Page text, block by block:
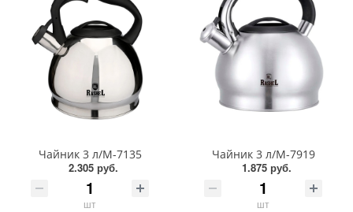
Чайник 3 л/М-7135
2.305 руб.
шт
Чайник 3 л/М-7919
1.875 руб.
шт